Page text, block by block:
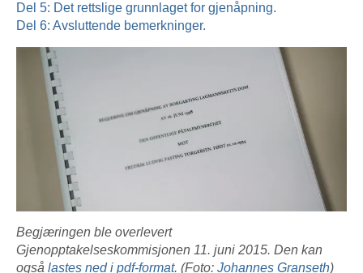
Del 5: Det rettslige grunnlaget for gjenåpning.
Del 6: Avsluttende bemerkninger.
Begjæringen ble overlevert
Gjenopptakelseskommisjonen 11. juni 2015. Den kan
også lastes ned i pdf-format. (Foto: Johannes Granseth)